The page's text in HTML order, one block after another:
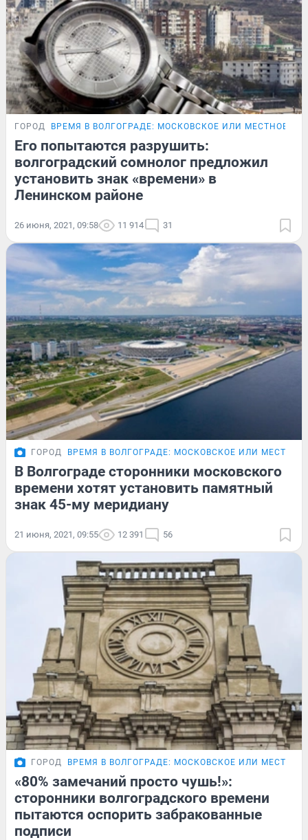
ГОРОД ВРЕМЯ В ВОЛГОГРАДЕ: МОСКОВСКОЕ ИЛИ МЕСТНОЕ?
Его попытаются разрушить:
волгоградский сомнолог предложил
установить знак «времени» в
Ленинском районе
26 июня, 2021, 09:58 11 914 31
ГОРОД ВРЕМЯ В ВОЛГОГРАДЕ: МОСКОВСКОЕ ИЛИ
В Волгограде сторонники московского
времени хотят установить памятный
знак 45-му меридиану
21 июня, 2021, 09:55 12 391 56
ГОРОД ВРЕМЯ В ВОЛГОГРАДЕ: МОСКОВСКОЕ ИЛИ
«80% замечаний просто чушь!»:
сторонники волгоградского времени
пытаются оспорить забракованные
подписи